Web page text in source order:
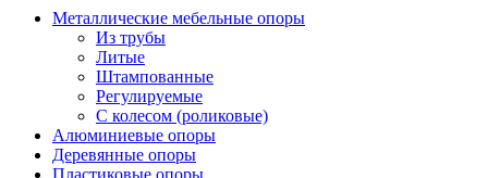
Металлические мебельные опоры
Из трубы
Литые
Штампованные
Регулируемые
С колесом (роликовые)
Алюминиевые опоры
Деревянные опоры
Пластиковые опоры